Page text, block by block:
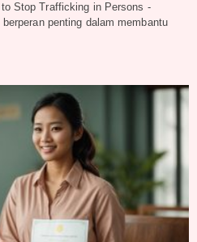
Stop Trafficking in Persons -
penting dalam membantu